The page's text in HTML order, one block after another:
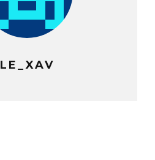
LE_XAV